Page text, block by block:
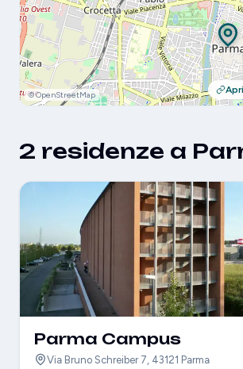
© OpenStreetMap
2 residenze a
Parma Campus
Via Bruno Schreiber 7, 43121 Parma